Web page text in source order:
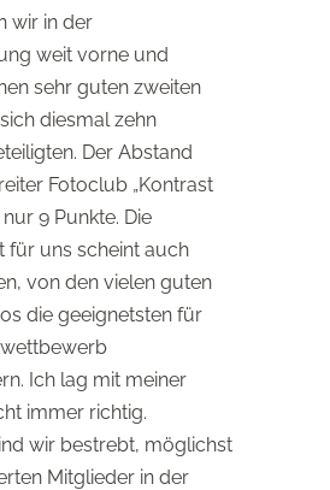
wir in der
weit vorne und
sehr guten zweiten
diesmal zehn
Der Abstand
Fotoclub „Kontrast
9 Punkte. Die
für uns scheint auch
von den vielen guten
die geeignetsten für
Ich lag mit meiner
immer richtig.
wir bestrebt, möglichst
Mitglieder in der